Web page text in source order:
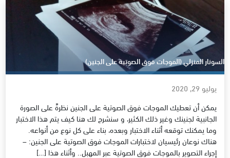
السونار المنزلي (الموجات فوق الصوتية على الجنين)
يوليو 29, 2020
يمكن أن تعطيك الموجات فوق الصوتية على الجنين نظرةً على الصورة
الجانبية لجنينك وغير ذلك الكثير، و سنشرح لك هنا كيف يتم هذا الاختبار
وما يمكنك توقعه أثناء الاختبار وبعده، بناء على كل نوع من أنواعه.
هناك نوعان رئيسيان لاختبارات الموجات فوق الصوتية على الجنين: –
إجراء التصوير بالموجات فوق الصوتية عبر المهبل.. وأثناء هذا […]